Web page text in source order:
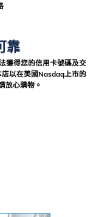
靠
獲得您的信用卡號碼及交
以在美國Nasdaq上市的
放心購物。